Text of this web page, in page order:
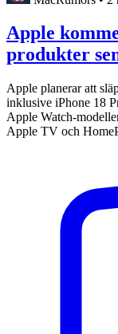
Apple
produkter
Apple planerar att
inklusive iPhone 18
Apple Watch-
Apple TV och